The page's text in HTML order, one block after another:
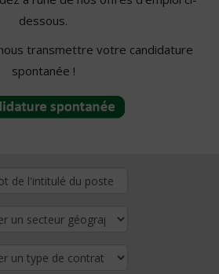
dessous.
transmettre votre candidature
spontanée !